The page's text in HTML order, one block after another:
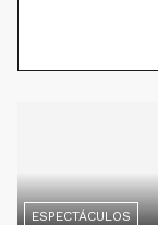
ESPECTÁCULOS